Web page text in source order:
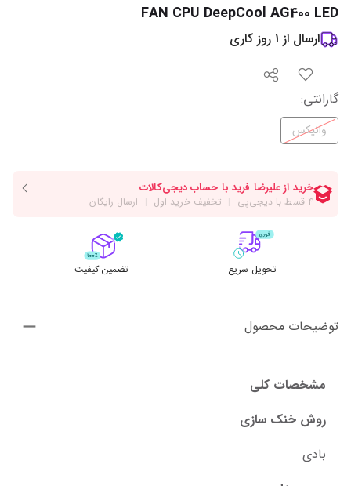
FAN CPU DeepCool AG400 LED
ارسال از 1 روز کاری
گارانتی‌:
وانیکس
تحویل سریع تضمین کیفیت
توضیحات محصول
مشخصات کلی
روش خنک سازی
بادی